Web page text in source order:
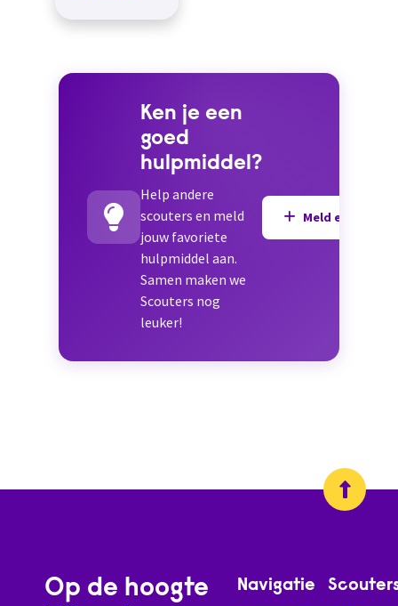
Ken je een
goed
hulpmiddel?
Help andere
scouters en meld
jouw favoriete
hulpmiddel aan.
Samen maken we
Scouters nog
leuker!
Meld een
Op de hoogte
Navigatie